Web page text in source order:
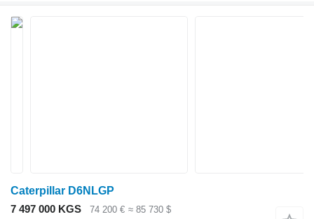
Caterpillar D6NLGP
7 497 000 KGS
74 200 € ≈ 85 730 $